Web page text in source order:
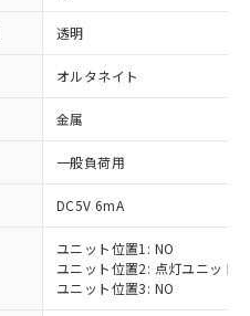
透明
オルタネイト
金属
一般負荷用
DC5V 6mA
ユニット位置1: NO
ユニット位置2: 点灯ユニット
ユニット位置3: NO